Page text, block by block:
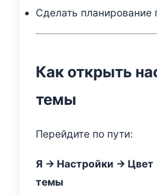
Сделать планирование
Как открыть
темы
Перейдите по пути:
Я → Настройки →
темы